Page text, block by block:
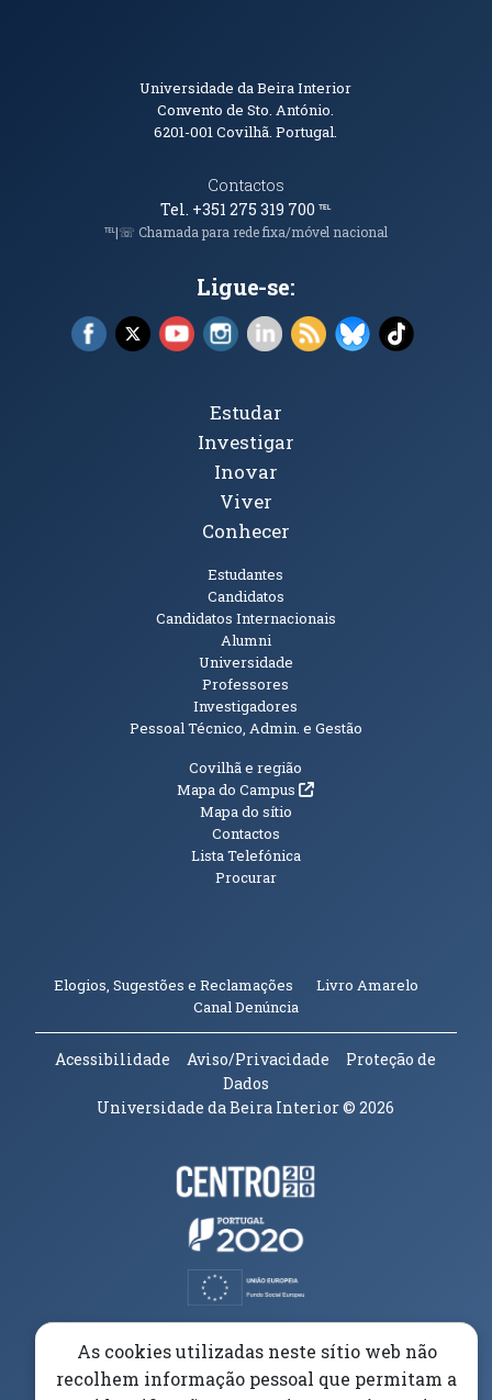
Informações de Contacto
Universidade da Beira Interior
Convento de Sto. António.
6201-001Covilhã. Portugal.
Contactos
Tel. +351 275 319 700℡
℡|☏ Chamada para rede fixa/móvel nacional
Ligue-se:
Facebook (abre em nova janela)
X (abre em nova janela)
YouTube (abre em nova janela)
Instagram (abre em nova janela)
LinkedIn (abre em nova
RSS (abre em nova
Bluesky (abre
TikTok
Tópicos Principais
Estudar
Investigar
Inovar
Viver
Conhecer
Estudantes
Candidatos
Candidatos Internacionais
Alumni
Universidade
Professores
Investigadores
Pessoal Técnico, Admin. e Gestão
Informações Adicionais
Covilhã e região
Mapa do Campus(abre em nova janela)
Mapa do sítio
Contactos
Lista Telefónica
Procurar
Elogios, Sugestões e Reclamações Livro Amarelo
Canal Denúncia(abre em nova janela)
Acessibilidade Aviso/Privacidade
Proteção de
Dados
Universidade da Beira Interior© 2026
Parceiros e Financiadores
(abre em nova janela)
As cookies utilizadas neste sítio web não
recolhem informação pessoal que permitam a